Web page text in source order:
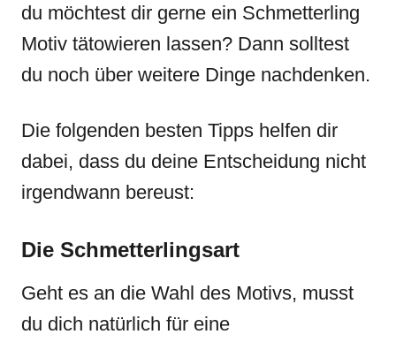
du möchtest dir gerne ein Schmetterling
Motiv tätowieren lassen? Dann solltest
du noch über weitere Dinge nachdenken.
Die folgenden besten Tipps helfen dir
dabei, dass du deine Entscheidung nicht
irgendwann bereust:
Die Schmetterlingsart
Geht es an die Wahl des Motivs, musst
du dich natürlich für eine